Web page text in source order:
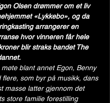
Olsen drømmer om et liv
«Lykkebo», og da
arrangerer en
hvor vinneren får hele
blir straks bandet The
møte blant annet Egon, Benny
flere, som byr på musikk, dans
masse latter gjennom det
store familie forestilling